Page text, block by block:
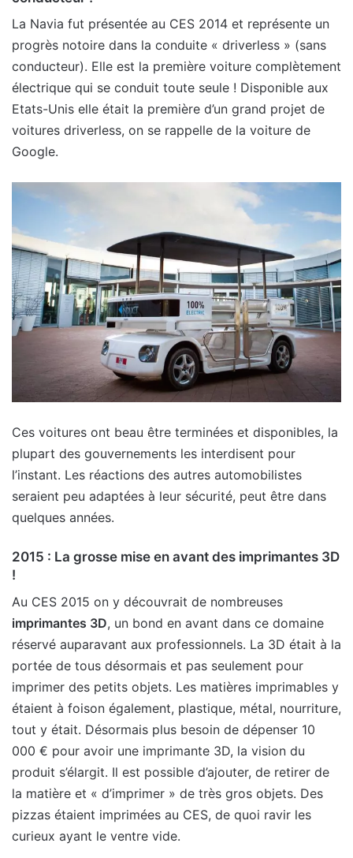
La Navia fut présentée au CES 2014 et représente un
progrès notoire dans la conduite « driverless » (sans
conducteur). Elle est la première voiture complètement
électrique qui se conduit toute seule ! Disponible aux
Etats-Unis elle était la première d’un grand projet de
voitures driverless, on se rappelle de la voiture de
Google.
Ces voitures ont beau être terminées et disponibles, la
plupart des gouvernements les interdisent pour
l’instant. Les réactions des autres automobilistes
seraient peu adaptées à leur sécurité, peut être dans
quelques années.
2015 : La grosse mise en avant des imprimantes 3D
!
Au CES 2015 on y découvrait de nombreuses
imprimantes 3D, un bond en avant dans ce domaine
réservé auparavant aux professionnels. La 3D était à la
portée de tous désormais et pas seulement pour
imprimer des petits objets. Les matières imprimables y
étaient à foison également, plastique, métal, nourriture,
tout y était. Désormais plus besoin de dépenser 10
000 € pour avoir une imprimante 3D, la vision du
produit s’élargit. Il est possible d’ajouter, de retirer de
la matière et « d’imprimer » de très gros objets. Des
pizzas étaient imprimées au CES, de quoi ravir les
curieux ayant le ventre vide.